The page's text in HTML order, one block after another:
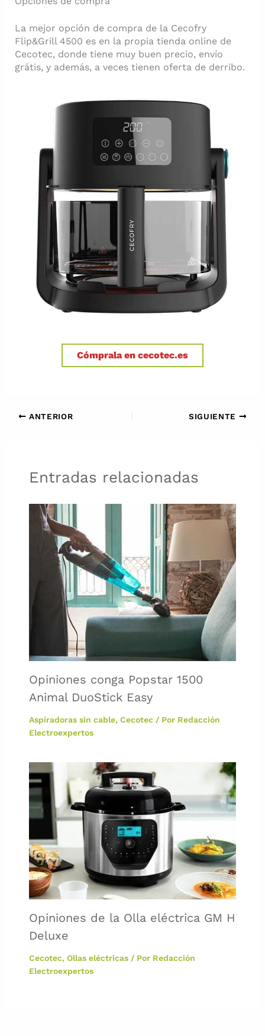
La mejor opción de compra de la Cecofry
Flip&Grill 4500 es en la propia tienda online de
Cecotec, donde tiene muy buen precio, envío
grátis, y además, a veces tienen oferta de derribo.
Cómprala en cecotec.es
ANTERIOR SIGUIENTE
Entradas relacionadas
Opiniones conga Popstar 1500
Animal DuoStick Easy
Aspiradoras sin cable, Cecotec/ Por Redacción
Electroexpertos
Opiniones de la Olla eléctrica GM H
Deluxe
Cecotec, Ollas eléctricas/ Por Redacción
Electroexpertos